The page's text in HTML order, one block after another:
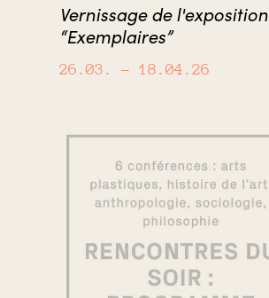
Vernissage de l'exposition
“Exemplaires”
26.03. – 18.04.26